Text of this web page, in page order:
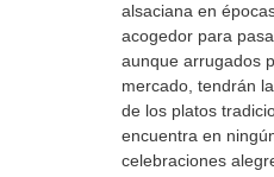
alsaciana en
acogedor para
aunque arrugados
mercado, tendrán
de los platos
encuentra en
celebraciones